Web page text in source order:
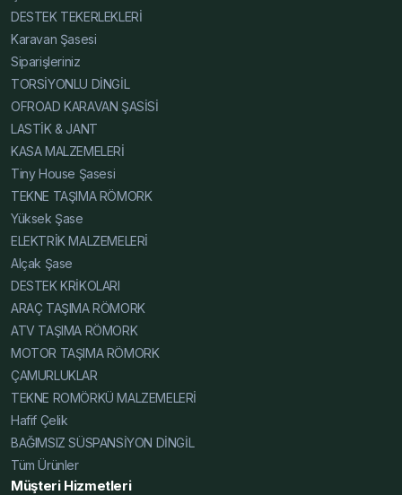
Karşılaştırma, Karavan Şasesi Karşılaştırma, Tiny House
Şasesi Karşılaştırma, Alçak Şase Karşılaştırma, Yüksek
Şase Karşılaştırma, Hafif Çelik Karavan Şase Blog,
Karavan Şasesi Blog, Tiny House Şasesi Blog, Alçak
Şase Blog, Yüksek Şase Blog, Hafif Çelik Karavan Şase
Fiyatları 2025, Karavan Şasesi Fiyatları 2025, Tiny
House Şasesi Fiyatları 2025, Alçak Şase Fiyatları 2025,
Yüksek Şase Fiyatları 2025, Hafif Çelik Karavan Şase
Uygun Fiyat, Karavan Şasesi Uygun Fiyat, Tiny House
Şasesi Uygun Fiyat, Alçak Şase Uygun Fiyat, Yüksek
Şase Uygun Fiyat
DESTEK TEKERLEKLERİ
Karavan Şasesi
Siparişleriniz
TORSİYONLU DİNGİL
OFROAD KARAVAN ŞASİSİ
LASTİK & JANT
KASA MALZEMELERİ
Tiny House Şasesi
TEKNE TAŞIMA RÖMORK
Yüksek Şase
ELEKTRİK MALZEMELERİ
Alçak Şase
DESTEK KRİKOLARI
ARAÇ TAŞIMA RÖMORK
ATV TAŞIMA RÖMORK
MOTOR TAŞIMA RÖMORK
ÇAMURLUKLAR
TEKNE ROMÖRKÜ MALZEMELERİ
Hafif Çelik
BAĞIMSIZ SÜSPANSİYON DİNGİL
Tüm Ürünler
Müşteri Hizmetleri